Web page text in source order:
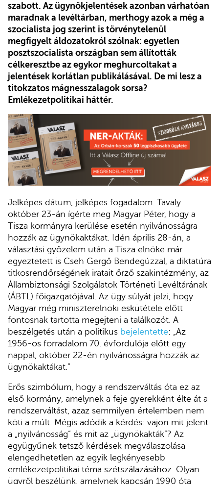
szabott. Az ügynökjelentések azonban várhatóan
maradnak a levéltárban, merthogy azok a még a
szocialista jog szerint is törvénytelenül
megfigyelt áldozatokról szólnak: egyetlen
posztszocialista országban sem állították
célkeresztbe az egykor meghurcoltakat a
jelentések korlátlan publikálásával. De mi lesz a
titokzatos mágnesszalagok sorsa?
Emlékezetpolitikai háttér.
Jelképes dátum, jelképes fogadalom. Tavaly
október 23-án ígérte meg Magyar Péter, hogy a
Tisza kormányra kerülése esetén nyilvánosságra
hozzák az ügynökaktákat. Idén április 28-án, a
választási győzelem után a Tisza elnöke már
egyeztetett is Cseh Gergő Bendegúzzal, a diktatúra
titkosrendőrségének iratait őrző szakintézmény, az
Állambiztonsági Szolgálatok Történeti Levéltárának
(ÁBTL) főigazgatójával. Az ügy súlyát jelzi, hogy
Magyar még miniszterelnöki eskütétele előtt
fontosnak tartotta megejteni a találkozót. A
beszélgetés után a politikus bejelentette: „Az
1956-os forradalom 70. évfordulója előtt egy
nappal, október 22-én nyilvánosságra hozzák az
ügynökaktákat.”
Erős szimbólum, hogy a rendszerváltás óta ez az
első kormány, amelynek a feje gyerekként élte át a
rendszerváltást, azaz semmilyen értelemben nem
köti a múlt. Mégis adódik a kérdés: vajon mit jelent
a „nyilvánosság” és mit az „ügynökakták”? Az
együgyűnek tetsző kérdések megválaszolása
elengedhetetlen az egyik legkényesebb
emlékezetpolitikai téma szétszálazásához. Olyan
ügyről beszélünk, amelynek kapcsán 1990 óta